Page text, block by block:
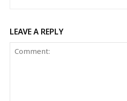
LEAVE A REPLY